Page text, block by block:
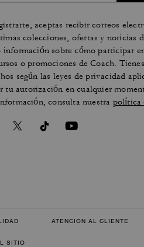
aceptas recibir correos
colecciones, ofertas y noticias
información sobre cómo participar
o promociones de Coach.
según las leyes de privacidad
tu autorización en cualquier
consulta nuestra política
ATENCIÓN AL CLIENTE
SITIO